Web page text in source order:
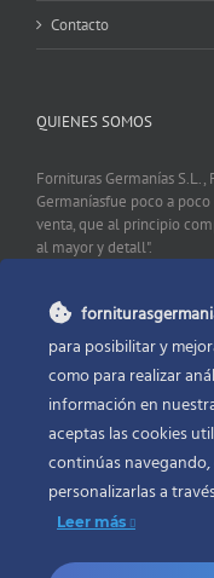
Contacto
QUIENES SOMOS
Fornituras Germanías
Germaníasfue poco a
venta, que al principio
al mayor y detall".
CONTACTO
Fornituras Germanías,
Phone:96 341 53 35
Email:
para posibilitar y
como para realizar
información en
aceptas las cookies
continúas
personalizarlas a
Leer más